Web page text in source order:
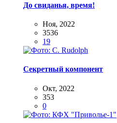
До свиданья, время!
Ноя, 2022
3536
19
Секретный компонент
Окт, 2022
353
0